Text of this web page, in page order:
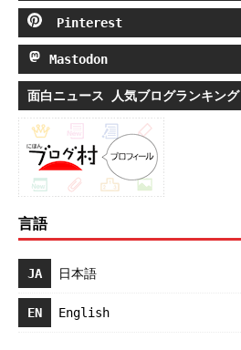
Pinterest
Mastodon
面白ニュース 人気ブログランキング
言語
JA 日本語
EN English